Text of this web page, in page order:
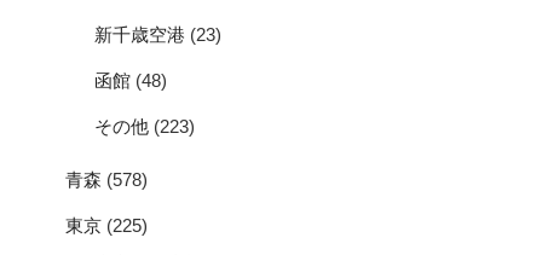
新千歳空港 (23)
函館 (48)
その他 (223)
青森 (578)
東京 (225)